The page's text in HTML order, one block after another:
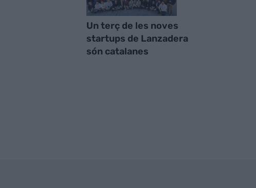
Un terç de les noves
startups de Lanzadera
són catalanes